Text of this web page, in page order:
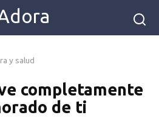
y salud
completamente
de ti